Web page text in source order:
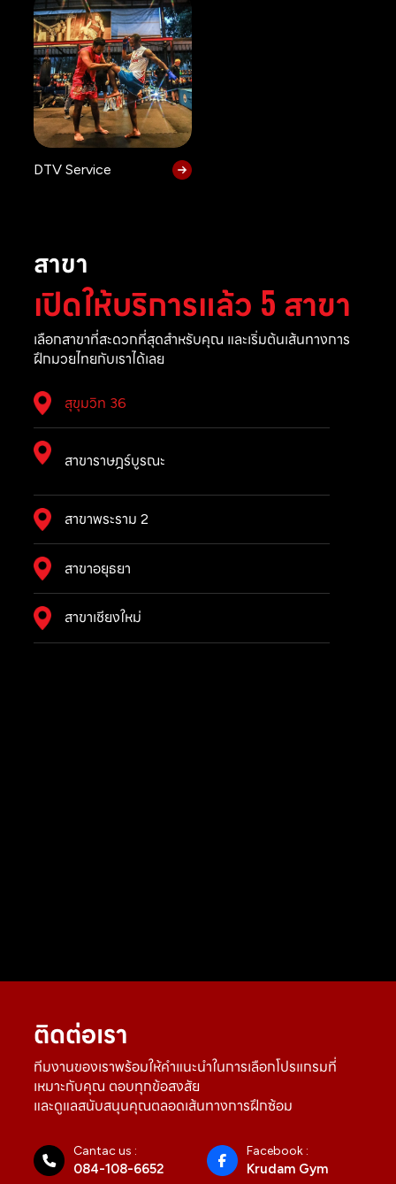
DTV Service
สาขา
เปิดให้บริการแล้ว 5 สาขา
เลือกสาขาที่สะดวกที่สุดสำหรับคุณ และเริ่มต้นเส้นทางการ
ฝึกมวยไทยกับเราได้เลย
สุขุมวิท 36
สาขาราษฎร์บูรณะ
สาขาพระราม 2
สาขาอยุธยา
สาขาเชียงใหม่
ติดต่อเรา
ทีมงานของเราพร้อมให้คำแนะนำในการเลือกโปรแกรมที่
เหมาะกับคุณ ตอบทุกข้อสงสัย
และดูแลสนับสนุนคุณตลอดเส้นทางการฝึกซ้อม
Cantac us :
084-108-6652
Facebook :
Krudam Gym